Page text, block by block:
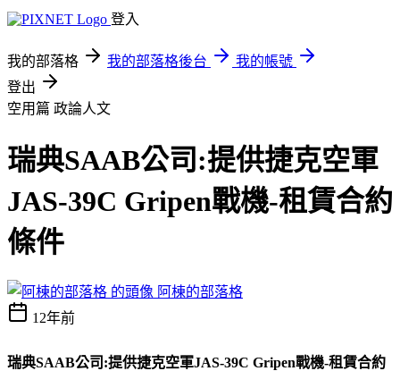
登入
我的部落格 我的部落格後台
我的帳號
登出
空用篇 政論人文
瑞典SAAB公司:提供捷克空軍
JAS-39C Gripen戰機-租賃合約
條件
阿棟的部落格
12年前
瑞典SAAB公司:提供捷克空軍JAS-39C Gripen戰機-租賃合約